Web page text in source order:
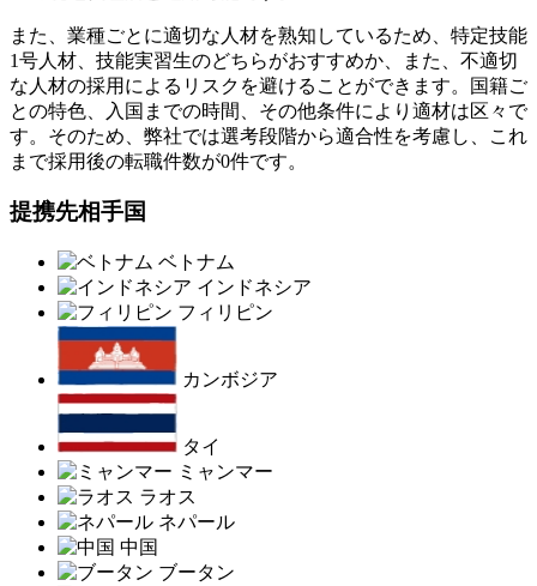
また、業種ごとに適切な人材を熟知しているため、特定技能
1号人材、技能実習生のどちらがおすすめか、また、不適切
な人材の採用によるリスクを避けることができます。国籍ご
との特色、入国までの時間、その他条件により適材は区々で
す。そのため、弊社では選考段階から適合性を考慮し、これ
まで採用後の転職件数が0件です。
提携先相手国
ベトナム
インドネシア
フィリピン
カンボジア
タイ
ミャンマー
ラオス
ネパール
中国
ブータン